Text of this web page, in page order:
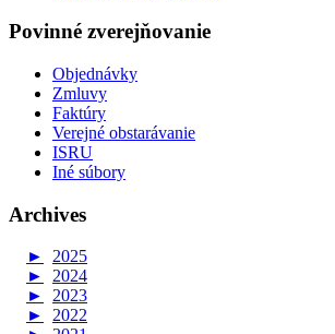
Povinné zverejňovanie
Objednávky
Zmluvy
Faktúry
Verejné obstarávanie
ISRU
Iné súbory
Archives
►
2025
►
2024
►
2023
►
2022